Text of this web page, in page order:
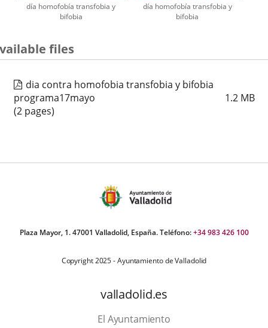
día homofobía transfobia y
bifobia
día homofobía transfobia y
bifobia
files
dia contra homofobia transfobia y bifobia
programa17mayo
1.2 MB
(2 pages)
Plaza Mayor, 1. 47001 Valladolid, España. Teléfono:+34 983 426 100
Copyright 2025 - Ayuntamiento de Valladolid
valladolid.es
El Ayuntamiento